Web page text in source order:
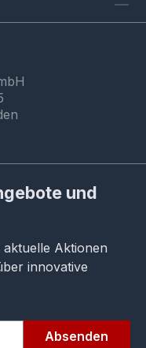
und
Aktionen
innovative
Absenden